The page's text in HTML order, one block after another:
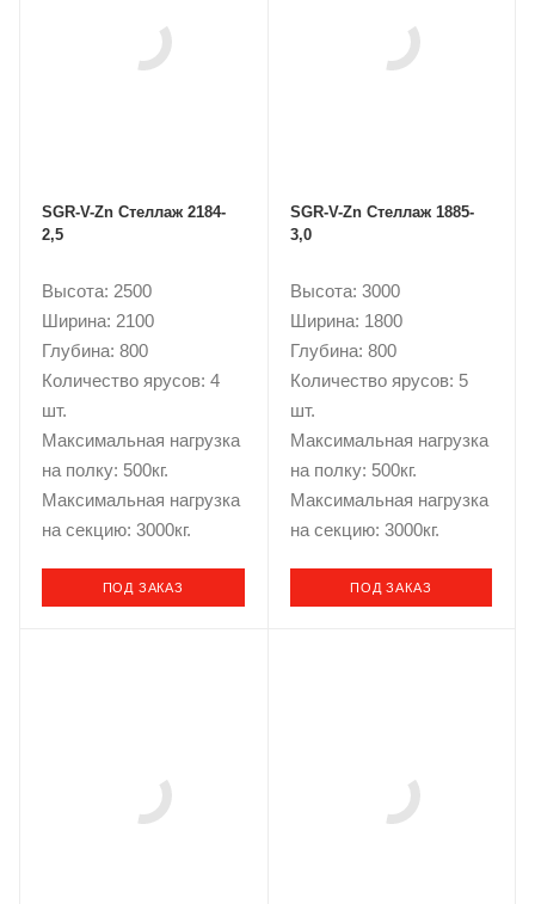
SGR-V-Zn Стеллаж 2184-
2,5
Высота: 2500
Ширина: 2100
Глубина: 800
Количество ярусов: 4
шт.
Максимальная нагрузка
на полку: 500кг.
Максимальная нагрузка
на секцию: 3000кг.
ПОД ЗАКАЗ
SGR-V-Zn Стеллаж 1885-
3,0
Высота: 3000
Ширина: 1800
Глубина: 800
Количество ярусов: 5
шт.
Максимальная нагрузка
на полку: 500кг.
Максимальная нагрузка
на секцию: 3000кг.
ПОД ЗАКАЗ